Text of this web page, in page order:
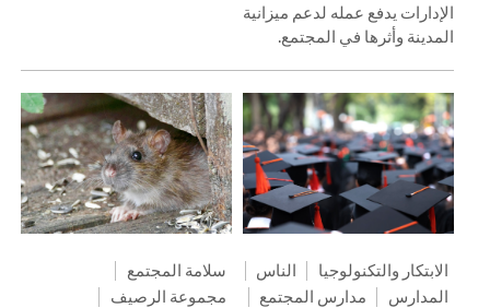
الإدارات يدفع عمله لدعم ميزانية
المدينة وأثرها في المجتمع.
سلامة المجتمع
مجموعة الرصيف
الابتكار والتكنولوجيا
الناس
المدارس
مدارس المجتمع